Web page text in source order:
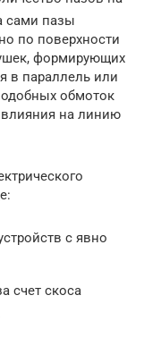
сами пазы
по поверхности
формирующих
в параллель или
обмоток
на линию
с явно
счет скоса